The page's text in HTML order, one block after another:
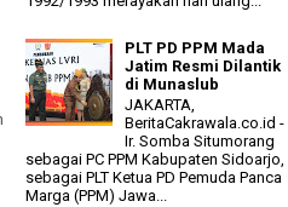
PLT PD PPM Mada
Jatim Resmi Dilantik
di Munaslub
JAKARTA,
BeritaCakrawala.co.id -
Ir. Somba Situmorang
sebagai PC PPM Kabupaten Sidoarjo,
sebagai PLT Ketua PD Pemuda Panca
Marga (PPM) Jawa...